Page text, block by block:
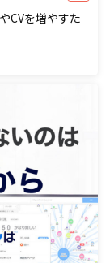
CVを増やすた